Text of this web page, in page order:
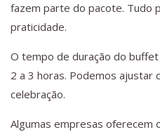
fazem parte do pacote. Tudo
praticidade.
O tempo de duração do
2 a 3 horas. Podemos ajustar
celebração.
Algumas empresas oferecem